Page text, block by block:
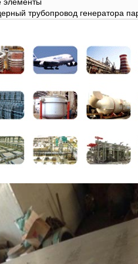
трубопровод генератора